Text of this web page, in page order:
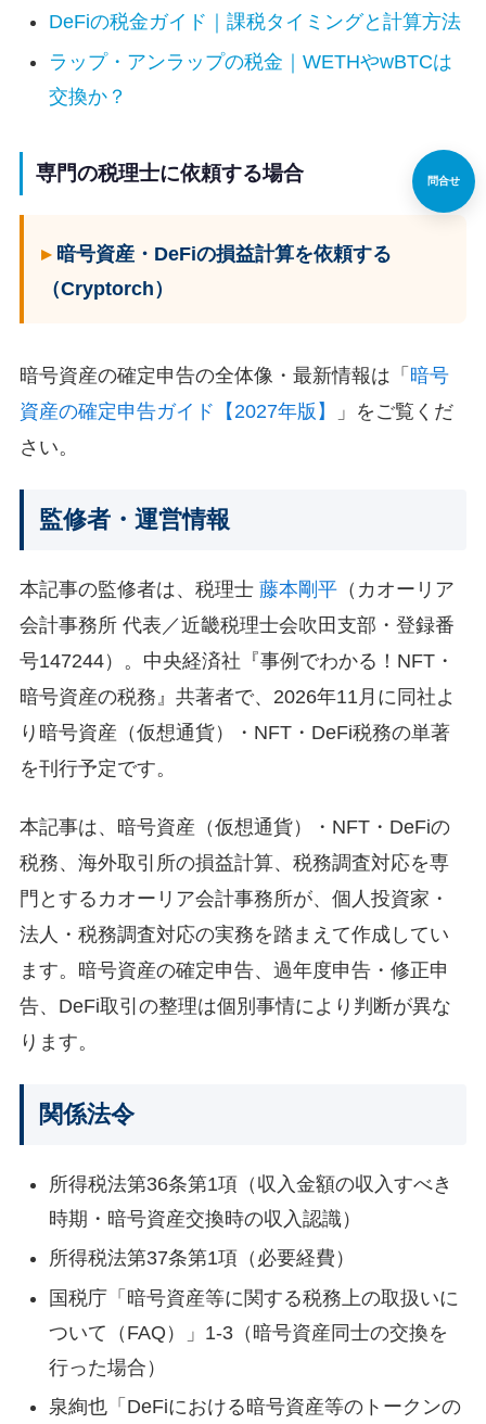
DeFiの税金ガイド｜課税タイミングと計算方法
ラップ・アンラップの税金｜WETHやwBTCは
交換か？
専門の税理士に依頼する場合
暗号資産・DeFiの損益計算を依頼する
（Cryptorch）
暗号資産の確定申告の全体像・最新情報は「 暗号
資産の確定申告ガイド【2027年版】
」をご覧くだ
さい。
監修者・運営情報
本記事の監修者は、税理士 藤本剛平（カオーリア
会計事務所 代表／近畿税理士会吹田支部・登録番
号147244）。中央経済社『事例でわかる！NFT・
暗号資産の税務』共著者で、2026年11月に同社よ
り暗号資産（仮想通貨）・NFT・DeFi税務の単著
を刊行予定です。
本記事は、暗号資産（仮想通貨）・NFT・DeFiの
税務、海外取引所の損益計算、税務調査対応を専
門とするカオーリア会計事務所が、個人投資家・
法人・税務調査対応の実務を踏まえて作成してい
ます。暗号資産の確定申告、過年度申告・修正申
告、DeFi取引の整理は個別事情により判断が異な
ります。
関係法令
所得税法第36条第1項（収入金額の収入すべき
時期・暗号資産交換時の収入認識）
所得税法第37条第1項（必要経費）
国税庁「暗号資産等に関する税務上の取扱いに
ついて（FAQ）」1-3（暗号資産同士の交換を
行った場合）
泉絢也「DeFiにおける暗号資産等のトークンの
問合せ